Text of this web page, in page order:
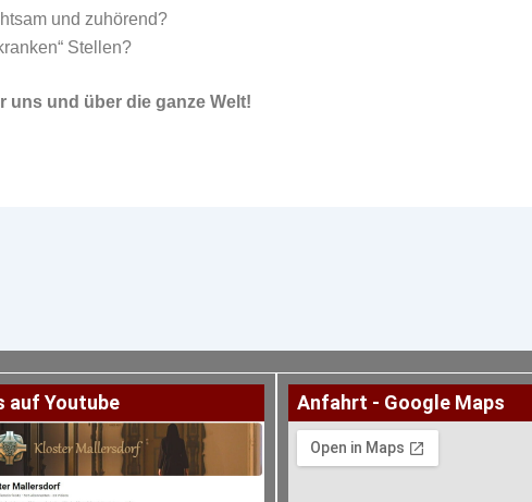
und zuhörend?
Stellen?
uns und über die ganze Welt!
auf Youtube Anfahrt - Google Maps